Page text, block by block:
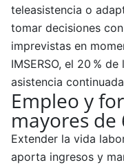
teleasistencia o
tomar decisiones
imprevistas en
IMSERSO, el 20 %
asistencia
Empleo y
mayores de
Extender la vida
aporta ingresos y